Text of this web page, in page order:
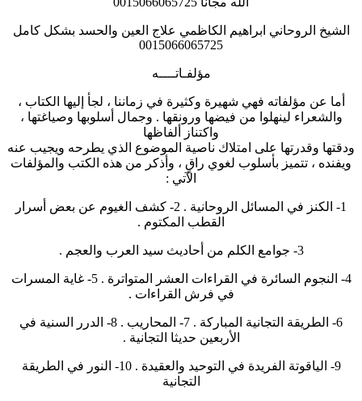
الشيخ الروحاني ابراهيم الكاظمي علاج العين والحسد بشكل كامل
0015066065725
مؤلفـاتــــه
أما عن مؤلفاته فهي شهيرة وكثيرة في زماننا ، لجأ إليها الكتاب ،
والشعراء لينهلوا من فيضها ورونقها . وجمال أسلوبها وصياغتها ،
واكتناز ألفاظها
ودقتها وقدرتها على امتلاك ناصية الموضوع الذي يطرحه ويجيب عنه
ويفنده ، تتميز بأسلوب لغوي راقٍ ، وأذكر من هذه الكتب والمؤلفات
الآتي :
1- الكنز في المسائل الروحانية . 2- كشف الغيوم عن بعض أسرار
القطب المكتوم .
3- جوامع الكلم من أحاديث سيد العرب والعجم .
4- النجوم السائرة في القراءات العشر المتواترة . 5- غاية المسرات
في فرش القراءات .
6- الطريقة التجانية المباركة . 7- المحاريب . 8- الدرر السنية في
الأربعين حديثا التجانية .
9- الياقوتة الفريدة في التوحيد والعقيدة . 10- النور في الطريقة
التجانية